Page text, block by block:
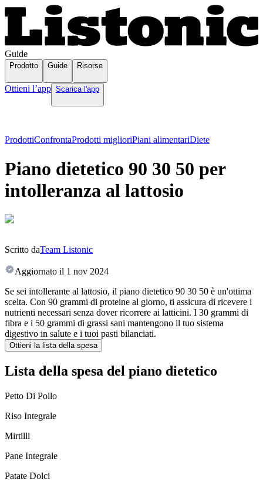
Guide
Prodotto Guide Risorse
Ottieni l’app Scarica l'app
ProdottiConfrontaProdotti miglioriPiani alimentariDiete
Piano dietetico 90 30 50 per
intolleranza al lattosio
Scritto daTeam Listonic
Aggiornato il 1 nov 2024
Se sei intollerante al lattosio, il piano dietetico 90 30 50 è un'ottima
scelta. Con 90 grammi di proteine al giorno, ti assicura di ricevere i
nutrienti necessari senza dover ricorrere ai latticini. I 30 grammi di
fibra e i 50 grammi di grassi sani mantengono il tuo sistema
digestivo in salute e i tuoi pasti bilanciati.
Ottieni la lista della spesa
Lista della spesa del piano dietetico
Petto Di Pollo
Riso Integrale
Mirtilli
Pane Integrale
Patate Dolci